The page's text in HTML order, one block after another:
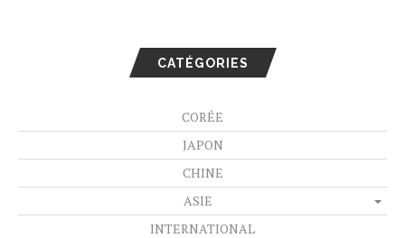
CATÉGORIES
CORÉE
JAPON
CHINE
ASIE
INTERNATIONAL